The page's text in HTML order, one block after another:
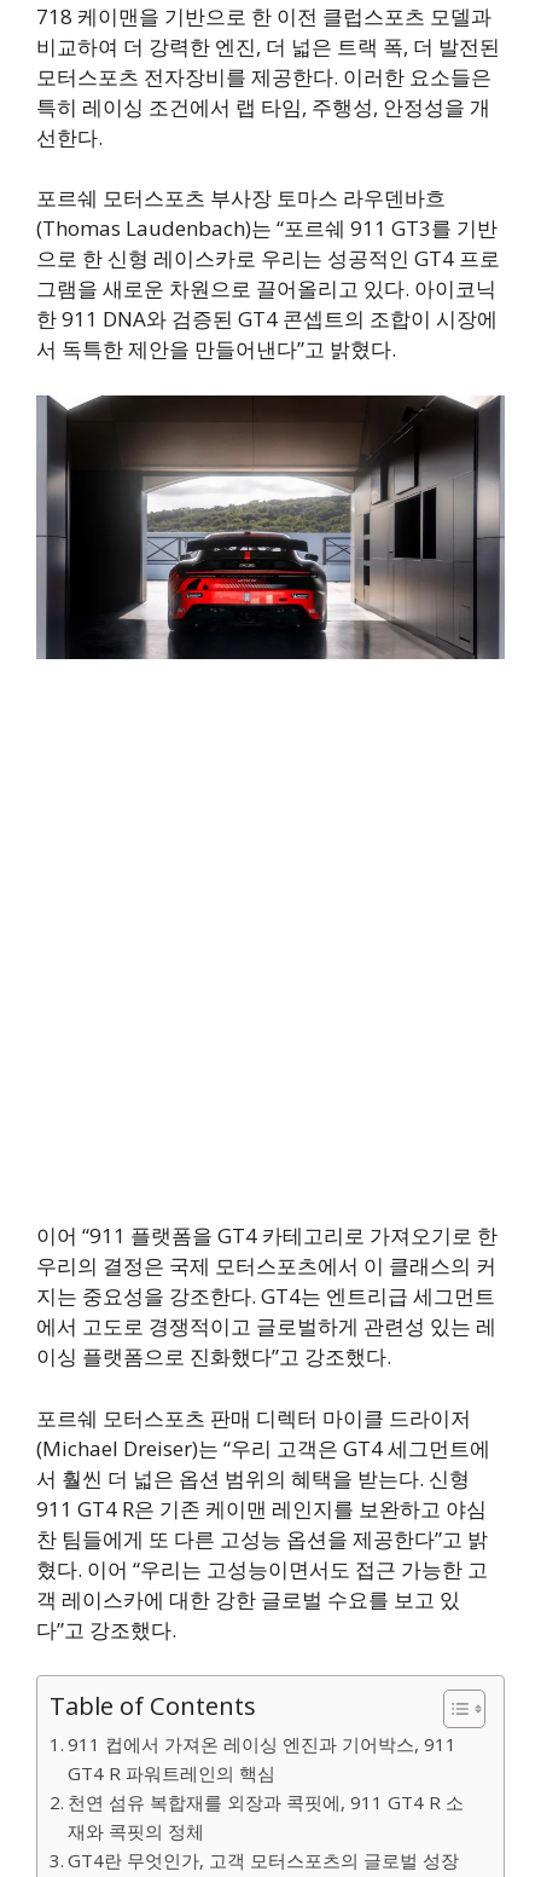
718 케이맨을 기반으로 한 이전 클럽스포츠 모델과
비교하여 더 강력한 엔진, 더 넓은 트랙 폭, 더 발전된
모터스포츠 전자장비를 제공한다. 이러한 요소들은
특히 레이싱 조건에서 랩 타임, 주행성, 안정성을 개
선한다.
포르쉐 모터스포츠 부사장 토마스 라우덴바흐
(Thomas Laudenbach)는 “포르쉐 911 GT3를 기반
으로 한 신형 레이스카로 우리는 성공적인 GT4 프로
그램을 새로운 차원으로 끌어올리고 있다. 아이코닉
한 911 DNA와 검증된 GT4 콘셉트의 조합이 시장에
서 독특한 제안을 만들어낸다”고 밝혔다.
이어 “911 플랫폼을 GT4 카테고리로 가져오기로 한
우리의 결정은 국제 모터스포츠에서 이 클래스의 커
지는 중요성을 강조한다. GT4는 엔트리급 세그먼트
에서 고도로 경쟁적이고 글로벌하게 관련성 있는 레
이싱 플랫폼으로 진화했다”고 강조했다.
포르쉐 모터스포츠 판매 디렉터 마이클 드라이저
(Michael Dreiser)는 “우리 고객은 GT4 세그먼트에
서 훨씬 더 넓은 옵션 범위의 혜택을 받는다. 신형
911 GT4 R은 기존 케이맨 레인지를 보완하고 야심
찬 팀들에게 또 다른 고성능 옵션을 제공한다”고 밝
혔다. 이어 “우리는 고성능이면서도 접근 가능한 고
객 레이스카에 대한 강한 글로벌 수요를 보고 있
다”고 강조했다.
Table of Contents
911 컵에서 가져온 레이싱 엔진과 기어박스, 911
GT4 R 파워트레인의 핵심
천연 섬유 복합재를 외장과 콕핏에, 911 GT4 R 소
재와 콕핏의 정체
GT4란 무엇인가, 고객 모터스포츠의 글로벌 성장